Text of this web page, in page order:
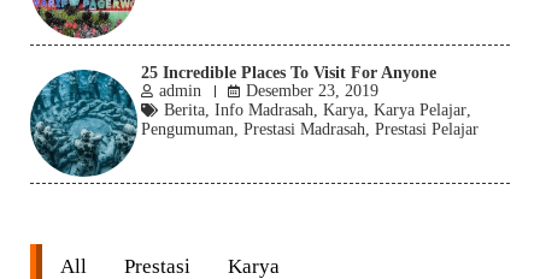
25 Incredible Places To Visit For Anyone
admin
Desember 23, 2019
Berita ,Info Madrasah ,Karya ,Karya Pelajar
Pengumuman ,Prestasi Madrasah ,Prestasi Pelajar
All Prestasi Karya